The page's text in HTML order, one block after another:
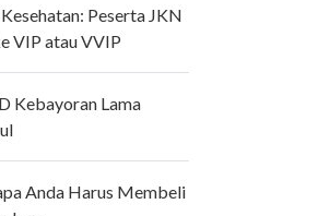
Peserta JKN
VIP atau VVIP
Kebayoran Lama
Anda Harus Membeli